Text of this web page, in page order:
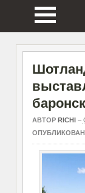
АВТОР RICHI–